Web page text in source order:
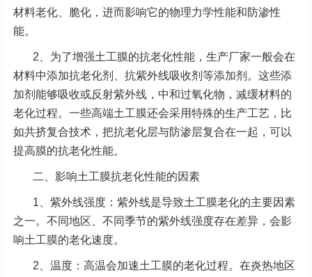
材料老化、脆化，进而影响它的物理力学性能和防渗性
能。
2、为了增强土工膜的抗老化性能，生产厂家一般会在
材料中添加抗老化剂、抗紫外线吸收剂等添加剂。这些添
加剂能够吸收或反射紫外线，中和过氧化物，减缓材料的
老化过程。一些高端土工膜还会采用特殊的生产工艺，比
如共挤复合技术，把抗老化层与防渗层复合在一起，可以
提高膜的抗老化性能。
二、影响土工膜抗老化性能的因素
1、紫外线强度：紫外线是导致土工膜老化的主要因素
之一。不同地区、不同季节的紫外线强度存在差异，会影
响土工膜的老化速度。
2、温度：高温会加速土工膜的老化过程。在炎热地区